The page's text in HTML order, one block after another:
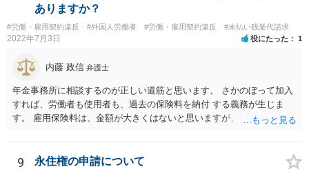
ありますか？
#労働・雇用契約違反 #外国人労働者 #労働・雇用契約違反 #未払い残業代請求
2022年7月3日 役にたった 1
内藤 政信 弁護士
年金事務所に相談するのが正しい道筋と思います。 さかのぼって加入
すれば、労働者も使用者も、過去の保険料を納付 する義務が生じま
す。 雇用保険料は、金額が大きくはないと思いますが、社会保険はか
難しい問題の一つなので、年金事務所および必要に応じて社労士にも
相談されるといいでしょう。
9 永住権の申請について